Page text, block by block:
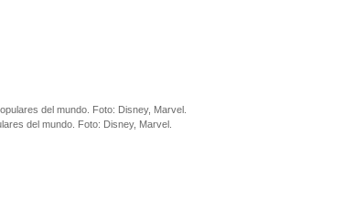
del mundo. Foto: Disney, Marvel.